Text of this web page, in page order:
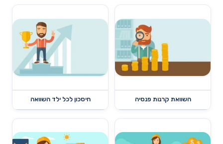
השוואת קרנות פנסיה חיסכון לכל ילד השוואה